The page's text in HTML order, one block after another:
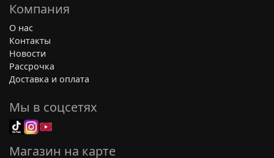
Компания
О нас
Контакты
Новости
Рассрочка
Доставка и оплата
Мы в соцсетях
Магазин на карте